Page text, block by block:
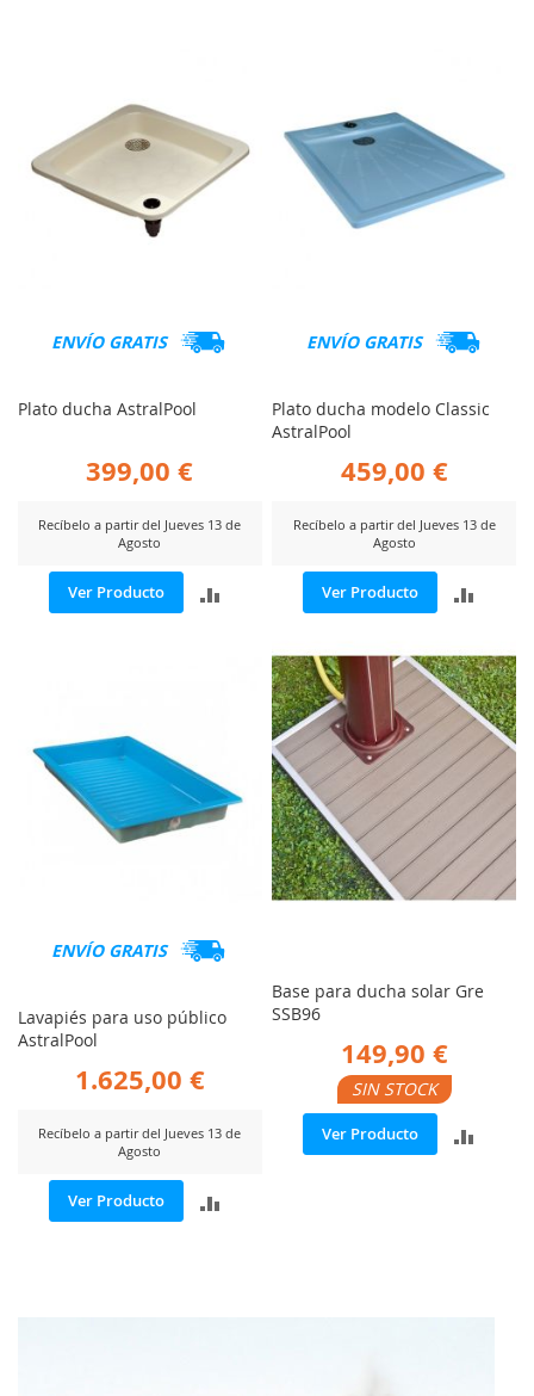
ENVÍO GRATIS
Plato ducha AstralPool
399,00 €
Recíbelo a partir del Jueves 13 de
Agosto
Ver Producto
COMPARAR
ENVÍO GRATIS
Plato ducha modelo Classic
AstralPool
459,00 €
Recíbelo a partir del Jueves 13 de
Agosto
Ver Producto
ENVÍO GRATIS
Lavapiés para uso público
AstralPool
1.625,00 €
Recíbelo a partir del Jueves 13 de
Agosto
Ver Producto
Base para ducha solar Gre
SSB96
149,90 €
SIN STOCK
Ver Producto